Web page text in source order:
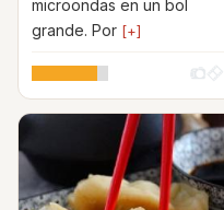
microondas en un bol
grande. Por [+]